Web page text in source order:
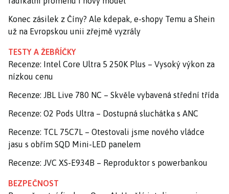
Konec zásilek z Číny? Ale kdepak, e-shopy Temu a Shein
už na Evropskou unii zřejmě vyzrály
TESTY A ŽEBŘÍČKY
Recenze: Intel Core Ultra 5 250K Plus – Vysoký výkon za
nízkou cenu
Recenze: JBL Live 780 NC – Skvěle vybavená střední třída
Recenze: O2 Pods Ultra – Dostupná sluchátka s ANC
Recenze: TCL 75C7L – Otestovali jsme nového vládce
jasu s obřím SQD Mini-LED panelem
Recenze: JVC XS-E934B – Reproduktor s powerbankou
BEZPEČNOST